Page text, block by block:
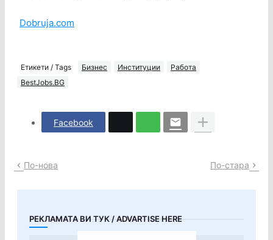
Dobruja.com
Етикети / Tags Бизнес Институции
Работа
BestJobs.BG
Facebook
По-нова По-стара
РЕКЛАМАТА ВИ ТУК / ADVARTISE HERE